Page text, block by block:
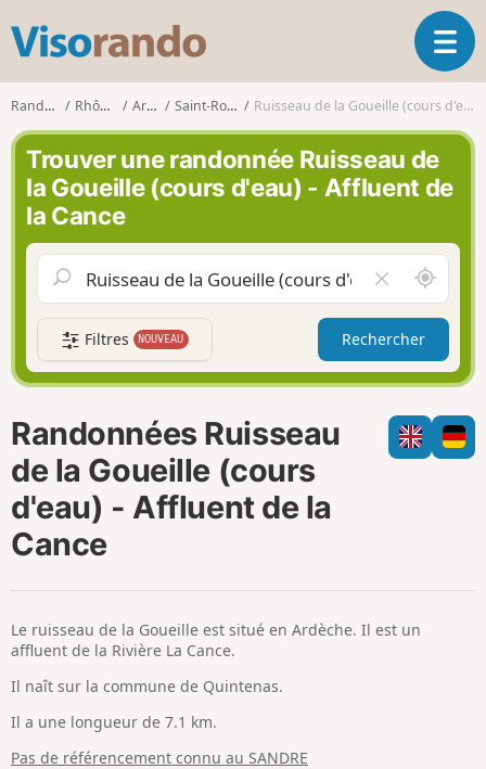
s
o
r
n
d
O
u
v
l
a
i
g
t
i
o
n
Randonnées Rhône-Alpes Ardèche Saint-Romain-d'Ay Ruisseau de la Goueille (cours d'eau) - Affluent de la Cance
Trouver une randonnée Ruisseau de
la Goueille (cours d'eau) - Affluent de
la Cance
i
d
e
r
l
e
h
A
u
t
u
r
d
e
m
Filtres NOUVEAU Rechercher
Randonnées Ruisseau
de la Goueille (cours
d'eau) - Affluent de la
Cance
Le ruisseau de la Goueille est situé en Ardèche. Il est un
affluent de la Rivière La Cance.
Il naît sur la commune de Quintenas.
Il a une longueur de 7.1 km.
Pas de référencement connu au SANDRE